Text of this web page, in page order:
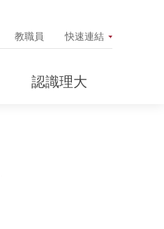
教職員 快速連結
認識理大